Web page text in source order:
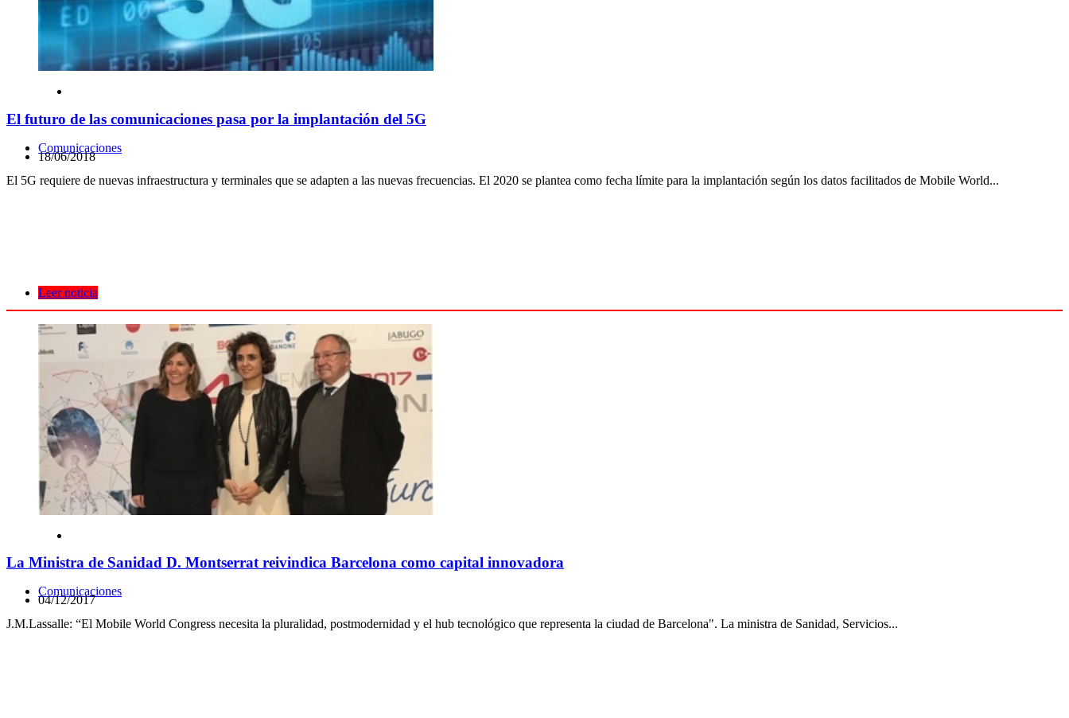
El futuro de las comunicaciones pasa por la implantación del 5G
Comunicaciones
18/06/2018
El 5G requiere de nuevas infraestructura y terminales que se adapten a las nuevas frecuencias. El 2020 se plantea como fecha límite para la implantación según los datos facilitados de Mobile World...
Leer noticia
La Ministra de Sanidad D. Montserrat reivindica Barcelona como capital innovadora
Comunicaciones
04/12/2017
J.M.Lassalle: “El Mobile World Congress necesita la pluralidad, postmodernidad y el hub tecnológico que representa la ciudad de Barcelona". La ministra de Sanidad, Servicios...